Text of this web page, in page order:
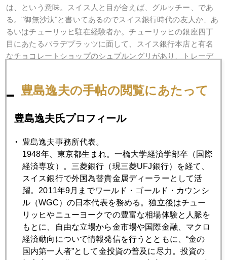
は、という意味。スイス人と目が合えば、グルッチー、であ
る。"御無沙汰"と書いてあるのでスイス銀行時代の友人か、あ
るいはチューリッヒ駐在経験者か。チューリッヒの銀座四丁
目にあたるパラデプラッツに面して、スイス銀行本店と有名
なチョコレートショップのシュプルングリがあり、トレーデ
がブログで言えば書き込みの交流の場と化した感じですね
ち寄ると なぜかホッとするのですよ。勝手知ったる街で知
ンよりチューリッヒのほうが好きです。ＧＦＭＳのポールに
は"ジェフがロンドンに来ても４８時間以上滞在した試しがな
い"と言われていますが...。
2009年
1月 2月 3月 4月 5月 6月
7月 8月 9月 10月 11月 12月
豊島逸夫の手帖の閲覧にあたって
豊島逸夫氏プロフィール
豊島逸夫事務所代表。
1948年、東京都生まれ。一橋大学経済学部卒（国際
経済専攻）。三菱銀行（現三菱UFJ銀行）を経て、
スイス銀行で外国為替貴金属ディーラーとして活
躍。2011年9月までワールド・ゴールド・カウンシ
ル（WGC）の日本代表を務める。独立後はチュー
リッヒやニューヨークでの豊富な相場体験と人脈を
もとに、自由な立場から金市場や国際金融、マクロ
経済動向について情報発信を行うとともに、“金の
国内第一人者”として金投資の普及に尽力。投資の